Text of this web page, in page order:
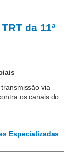
e Inclusão
da 11ª
via
os canais do
Especializadas